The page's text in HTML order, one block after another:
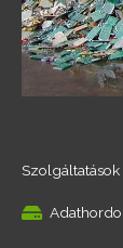
Szolgáltatások